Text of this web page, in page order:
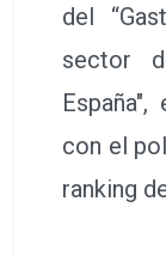
del
sector
con el
ranking